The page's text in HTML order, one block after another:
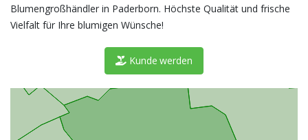
Blumengroßhändler in Paderborn. Höchste Qualität und frische
Vielfalt für Ihre blumigen Wünsche!
Kunde werden